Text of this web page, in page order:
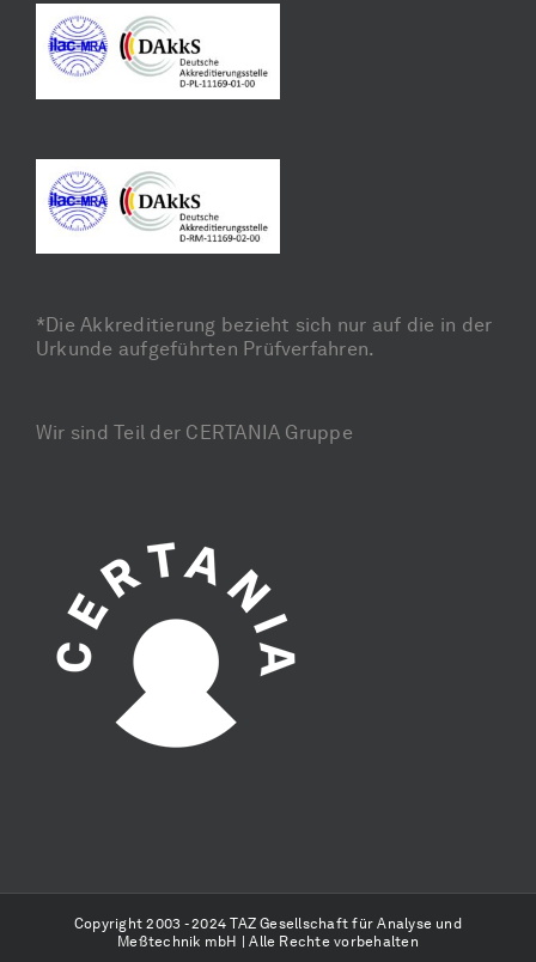
*Die Akkreditierung bezieht sich nur auf die in der
Urkunde aufgeführten Prüfverfahren.
Wir sind Teil der CERTANIA Gruppe
Copyright 2003 - 2024 TAZ Gesellschaft für Analyse und
Meßtechnik mbH | Alle Rechte vorbehalten